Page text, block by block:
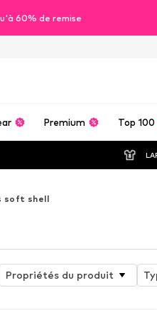
60% de remise
Premium Top 100
soft shell
Propriétés du produit